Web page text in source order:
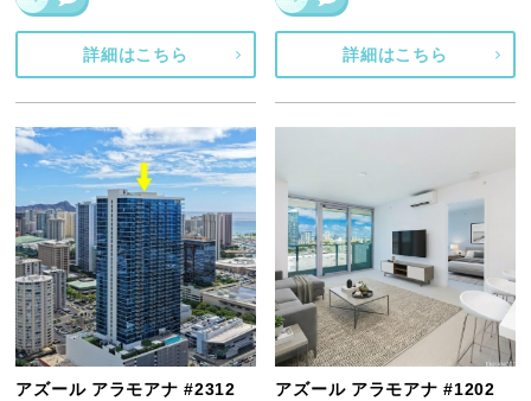
詳細はこちら 詳細はこちら
アズール アラモアナ #2312 アズール アラモアナ #1202